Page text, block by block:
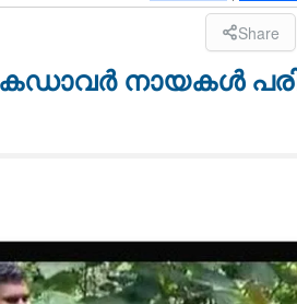
Share
നായകൾ